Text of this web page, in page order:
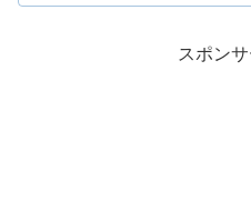
スポン